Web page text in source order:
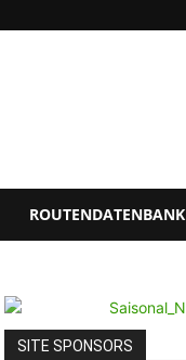
ROUTENDATENBANK
SITE SPONSORS